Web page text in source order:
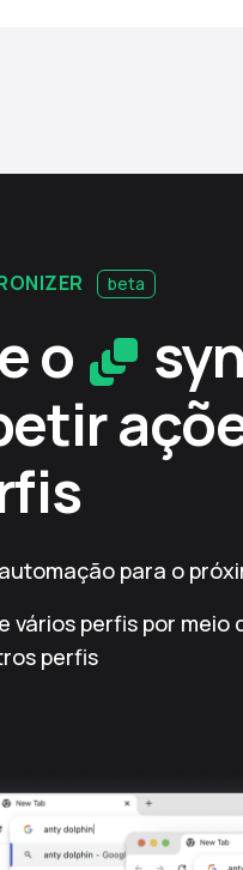
beta
o
para o
vários perfis por
perfis